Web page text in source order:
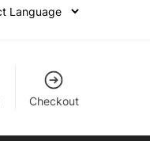
Checkout